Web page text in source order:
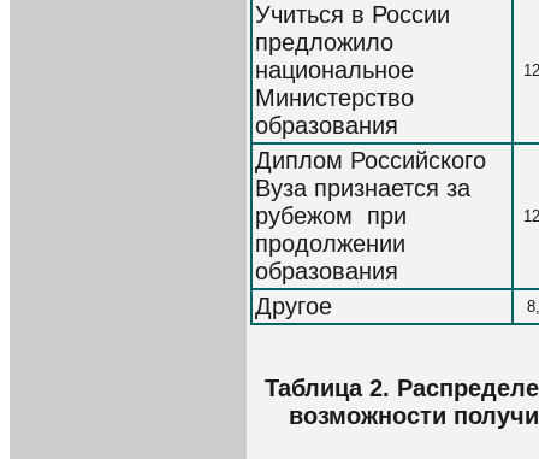
Учиться в России
предложило
национальное
Министерство
образования
Диплом Российского
Вуза признается за
рубежом при
продолжении
образования
Другое
Таблица 2.
возможности